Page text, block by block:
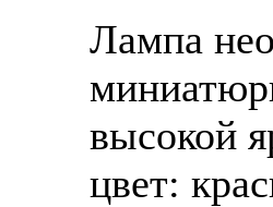
Лампа
высокой
цвет: